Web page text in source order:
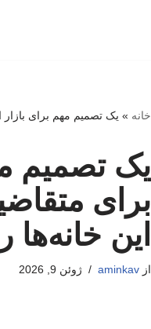
خانه » یک تصمیم مهم برای بازار
یک تصمیم
برای
این خانه‌ها
ازaminkav ژوئن 9, 2026